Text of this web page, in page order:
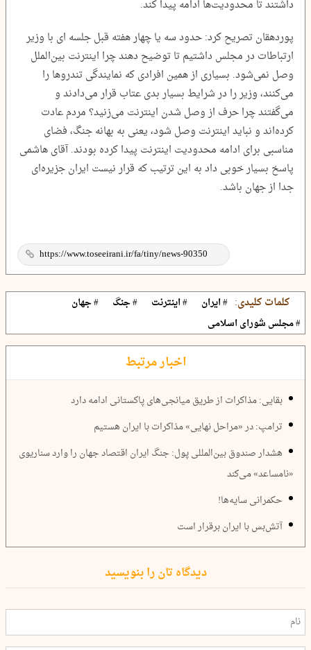
داشتند تا محدودیت‌ها ادامه پیدا کند.
پوردهقان تصریح کرد: حدود سه یا چهار هفته قبل جلسه ای با وزیر
ارتباطات در مجلس داشتیم تا توضیح دهند چرا اینترنت بین‌الملل
وصل نمی‌شود. بسیاری از همین افرادی که نمایندگی تندروها را
می‌کنند، وزیر را در شرایط بسیار بدی عتاب قرار می‌دادند و
می‌گفتند چرا حرف از وصل شدن اینترنت می‌زنید؟ مردم عادت
کرده‌اند و نباید اینترنت وصل شود، یعنی به بهانه جنگ، فضای
مناسبی برای ادامه محدودیت اینترنت پیدا کرده بودند. آقای هاشمی
پاسخ بسیار خوبی داد به این ترتیب که قرار نیست ایران جزیره‌ای
جدا از جهان باشد.
کلمات کلیدی: # ایران # اینترنت # جنگ
# جهان
# مجلس شورای اسلامی
اخبار مرتبط
بقایی: مذاکرات از طریق میانجی‌های پاکستانی ادامه دارد
ترامپ: در «مراحل نهایی» مذاکرات با ایران هستیم
هشدار صندوق بین‌المللی پول: جنگ ایران اقتصاد جهان را وارد سناریوی
«نامساعد» می‌کند
حکمرانی سایه‌ها!
آتش‌بس با ایران برقرار است
دیدگاه تان را بنویسید